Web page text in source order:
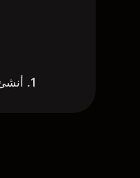
1. أنشئ حسابك (وفقًا لمعايير الأهلية)